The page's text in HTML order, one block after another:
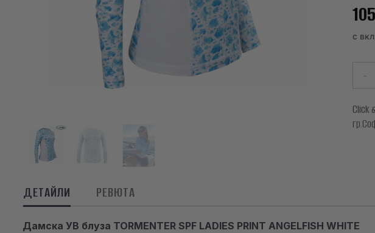
105
с
-
Click
ДЕТАЙЛИ РЕВЮТА
Дамска УВ блуза TORMENTER SPF LADIES PRINT ANGELFISH WHITE